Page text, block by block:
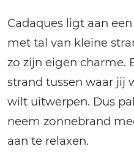
Cadaques ligt aan
met tal van kleine
zo zijn eigen charme.
strand tussen waar jij
wilt uitwerpen. Dus
neem zonnebrand
aan te relaxen.